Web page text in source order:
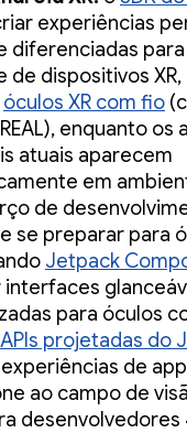
experiências
diferenciadas
de dispositivos XR,
óculos XR com fio
enquanto os
atuais aparecem
em
de
se preparar para
Jetpack
interfaces
para óculos
APIs projetadas do
de
ao campo de
desenvolvedores